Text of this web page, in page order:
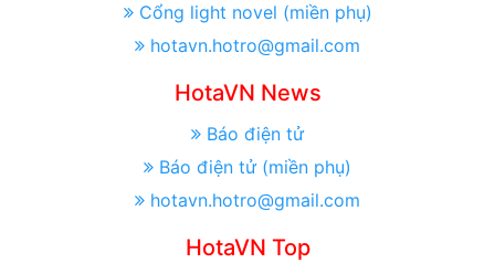
Cổng light novel (miền phụ)
hotavn.hotro@gmail.com
HotaVN News
Báo điện tử
Báo điện tử (miền phụ)
hotavn.hotro@gmail.com
HotaVN Top